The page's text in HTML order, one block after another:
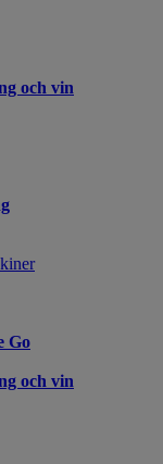
och vin
Go
och vin